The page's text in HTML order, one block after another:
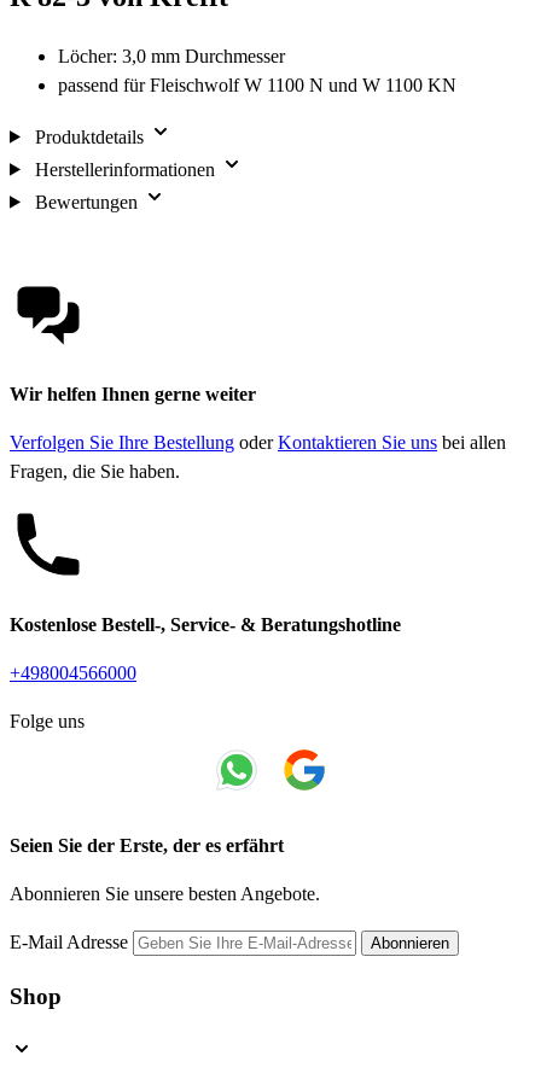
Löcher: 3,0 mm Durchmesser
passend für Fleischwolf W 1100 N und W 1100 KN
Produktdetails
Herstellerinformationen
Bewertungen
Wir helfen Ihnen gerne weiter
Verfolgen Sie Ihre Bestellung oderKontaktieren Sie uns bei allen
Fragen, die Sie haben.
Kostenlose Bestell-, Service- & Beratungshotline
+498004566000
Folge uns
Seien Sie der Erste, der es erfährt
Abonnieren Sie unsere besten Angebote.
E-Mail Adresse Abonnieren
Shop